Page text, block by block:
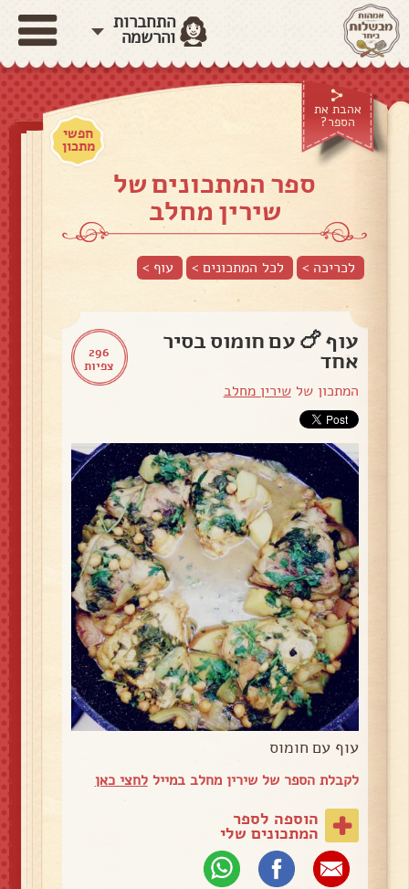
התחברות
והרשמה
אהבת את
הספר?
חפשי
מתכון
ספר המתכונים של
שירין מחלב
לכריכה > לכל המתכונים > עוף >
296
צפיות
עוף 🍗 עם חומוס בסיר
אחד
המתכון שלשירין מחלב
עוף עם חומוס
לקבלת הספר של שירין מחלב במייללחצי כאן
הוספה לספר
המתכונים שלי